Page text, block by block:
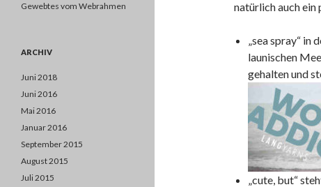
natürlich auch ein
„sea spray“ in
launischen
gehalten und
„cute, but“
Gewebtes vom Webrahmen
ARCHIV
Juni 2018
Juni 2016
Mai 2016
Januar 2016
September 2015
August 2015
Juli 2015